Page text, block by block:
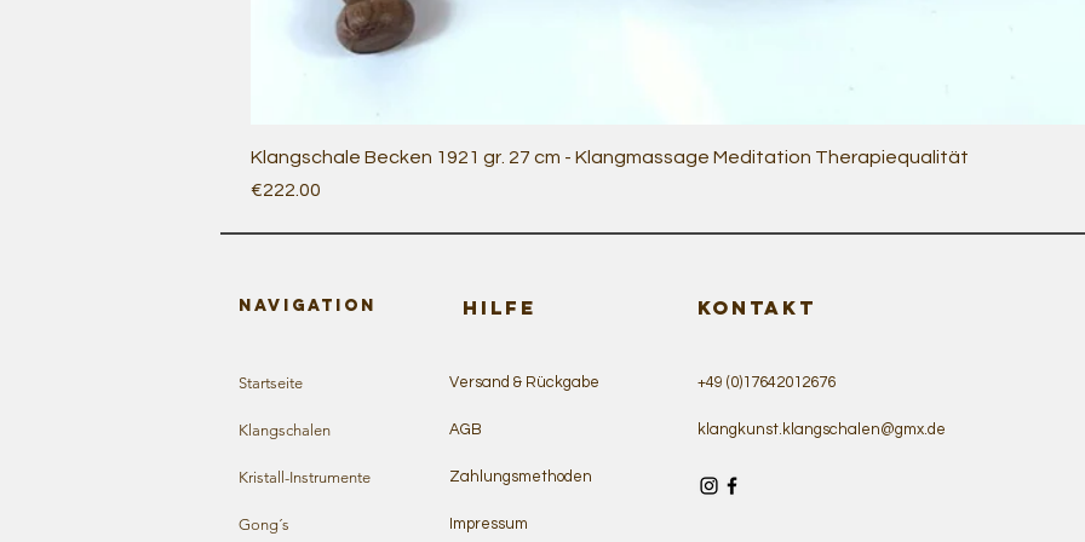
Quick View
Klangschale Becken 1921 gr. 27 cm - Klangmassage Meditation Therapiequalität
Price
€222.00
Navigation HILFE
Startseite
Klangschalen
Kristall-Instrumente
Gong´s
Versand & Rückgabe
AGB
Zahlungsmethoden
Impressum
KONTAKT
+49 (0)17642012676
klangkunst.klangschalen@gmx.de